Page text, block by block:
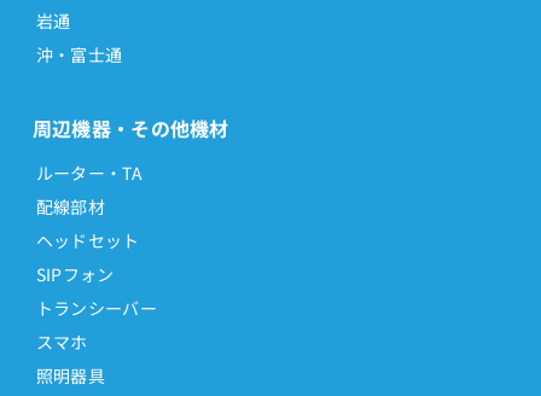
岩通
沖・富士通
周辺機器・その他機材
ルーター・TA
配線部材
ヘッドセット
SIPフォン
トランシーバー
スマホ
照明器具